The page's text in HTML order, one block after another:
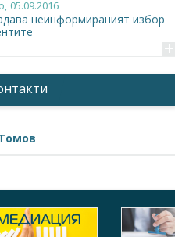
05.09.2016
неинформираният избор
+